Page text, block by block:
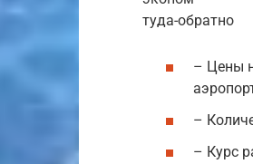
туда-обратно
– Цены
–
– Курс